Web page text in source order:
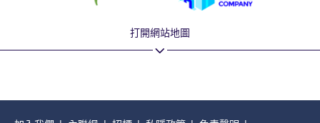
打開網站地圖